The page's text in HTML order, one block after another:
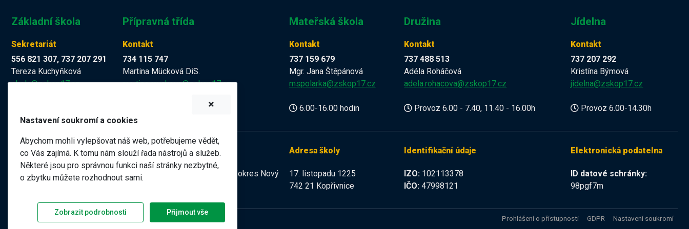
Základní škola
Sekretariát
556 821 307, 737 207 291
Tereza Kuchyňková
skola@zskop17.cz
Přípravná třída
Kontakt
734 115 747
Martina Mücková DiS.
martina.muckova@zskop17.cz
Mateřská škola
Kontakt
737 159 679
Mgr. Jana Štěpánová
mspolarka@zskop17.cz
6.00-16.00 hodin
Družina
Kontakt
737 488 513
Adéla Roháčová
adela.rohacova@zskop17.cz
Provoz 6.00 - 7.40, 11.40 - 16.00h
Jídelna
Kontakt
737 207 292
Kristína Býmová
jidelna@zskop17.cz
Provoz 6.00-14.30h
Název školy
Základní škola a Mateřská škola Kopřivnice, 17. listopadu 1225 okres Nový
Adresa školy
17. listopadu 1225
742 21 Kopřivnice
Identifikační údaje
IZO: 102113378
IČO: 47998121
Elektronická podatelna
ID datové schránky:
98pgf7m
2026 ZŠ a MŠ 17. listopadu, Kopřivnice | Předchozí web Prohlášení o přístupnosti GDPR Nastavení soukromí
Nastavení soukromí a cookies
Abychom mohli vylepšovat náš web, potřebujeme vědět,
co Vás zajímá. K tomu nám slouží řada nástrojů a služeb.
Některé jsou pro správnou funkci naší stránky nezbytné,
o zbytku můžete rozhodnout sami.
Zobrazit podrobnosti Přijmout vše